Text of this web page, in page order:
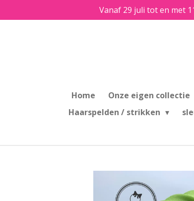
direct
Vanaf 29 juli tot en met
Home Onze eigen collectie
Haarspelden / strikken